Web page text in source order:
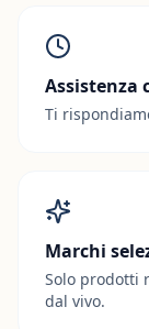
Assistenza
Ti
Marchi
Solo prodotti
dal vivo.